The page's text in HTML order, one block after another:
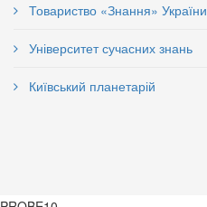
Товариство «Знання» України
Університет сучасних знань
Київський планетарій